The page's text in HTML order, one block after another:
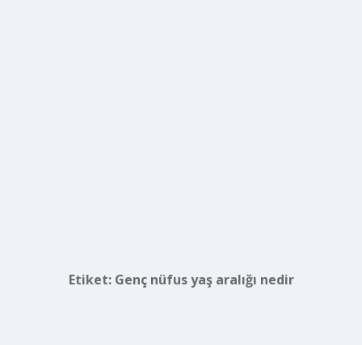
Etiket: Genç nüfus yaş aralığı nedir